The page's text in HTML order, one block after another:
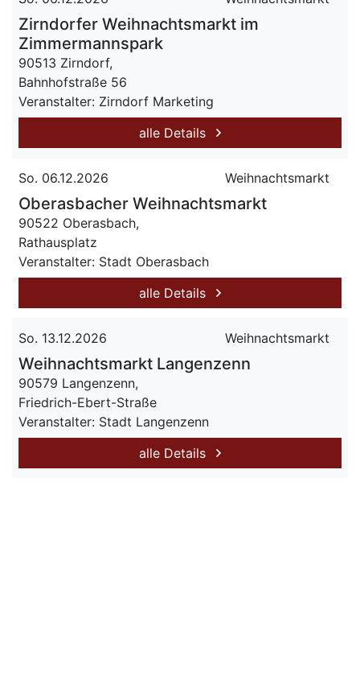
Zirndorfer Weihnachtsmarkt im
Zimmermannspark
90513 Zirndorf,
Bahnhofstraße 56
Veranstalter: Zirndorf Marketing
alle Details
So. 06.12.2026 Weihnachtsmarkt
Oberasbacher Weihnachtsmarkt
90522 Oberasbach,
Rathausplatz
Veranstalter: Stadt Oberasbach
alle Details
So. 13.12.2026 Weihnachtsmarkt
Weihnachtsmarkt Langenzenn
90579 Langenzenn,
Friedrich-Ebert-Straße
Veranstalter: Stadt Langenzenn
alle Details